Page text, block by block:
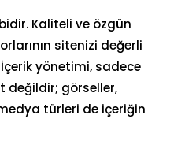
Kaliteli ve özgün
sitenizi değerli
yönetimi, sadece
değildir; görseller,
türleri de içeriğin